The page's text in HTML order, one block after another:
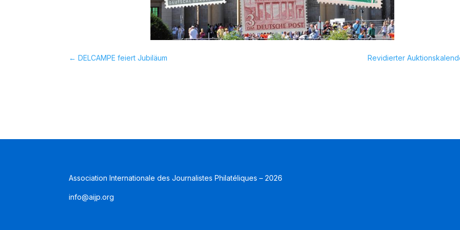
←DELCAMPE feiert Jubiläum Revidierter
Association Internationale des Journalistes Philatéliques – 2026
info@aijp.org